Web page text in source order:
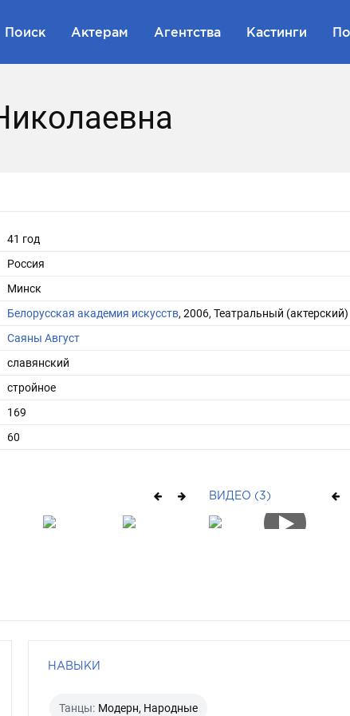
Поиск Актерам Агентства Кастинги
41 год
Россия
Минск
Белорусская академия искусств, 2006, Театральный (актерский)
Саяны Август
славянский
стройное
169
60
ВИДЕО (3)
НАВЫКИ
Танцы: Модерн, Народные